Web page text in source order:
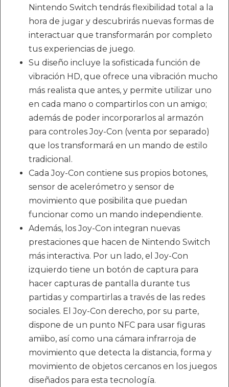
Nintendo Switch tendrás flexibilidad total a la
hora de jugar y descubrirás nuevas formas de
interactuar que transformarán por completo
tus experiencias de juego.
Su diseño incluye la sofisticada función de
vibración HD, que ofrece una vibración mucho
más realista que antes, y permite utilizar uno
en cada mano o compartirlos con un amigo;
además de poder incorporarlos al armazón
para controles Joy-Con (venta por separado)
que los transformará en un mando de estilo
tradicional.
Cada Joy-Con contiene sus propios botones,
sensor de acelerómetro y sensor de
movimiento que posibilita que puedan
funcionar como un mando independiente.
Además, los Joy-Con integran nuevas
prestaciones que hacen de Nintendo Switch
más interactiva. Por un lado, el Joy-Con
izquierdo tiene un botón de captura para
hacer capturas de pantalla durante tus
partidas y compartirlas a través de las redes
sociales. El Joy-Con derecho, por su parte,
dispone de un punto NFC para usar figuras
amiibo, así como una cámara infrarroja de
movimiento que detecta la distancia, forma y
movimiento de objetos cercanos en los juegos
diseñados para esta tecnología.